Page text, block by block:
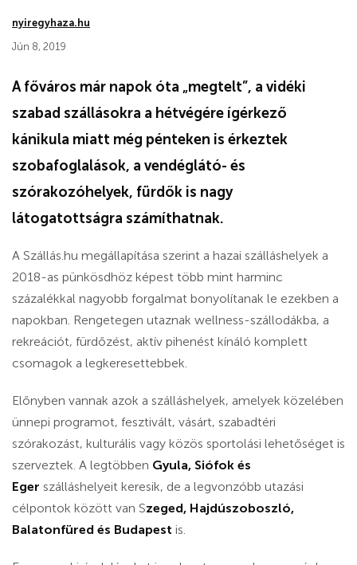
nyiregyhaza.hu
Jún 8, 2019
A főváros már napok óta „megtelt”, a vidéki
szabad szállásokra a hétvégére ígérkező
kánikula miatt még pénteken is érkeztek
szobafoglalások, a vendéglátó- és
szórakozóhelyek, fürdők is nagy
látogatottságra számíthatnak.
A Szállás.hu megállapítása szerint a hazai szálláshelyek a
2018-as pünkösdhöz képest több mint harminc
százalékkal nagyobb forgalmat bonyolítanak le ezekben a
napokban. Rengetegen utaznak wellness-szállodákba, a
rekreációt, fürdőzést, aktív pihenést kínáló komplett
csomagok a legkeresettebbek.
Előnyben vannak azok a szálláshelyek, amelyek közelében
ünnepi programot, fesztivált, vásárt, szabadtéri
szórakozást, kulturális vagy közös sportolási lehetőséget is
szerveztek. A legtöbben Gyula, Siófok és
Eger szálláshelyeit keresik, de a legvonzóbb utazási
célpontok között van Szeged, Hajdúszoboszló,
Balatonfüred és Budapest is.